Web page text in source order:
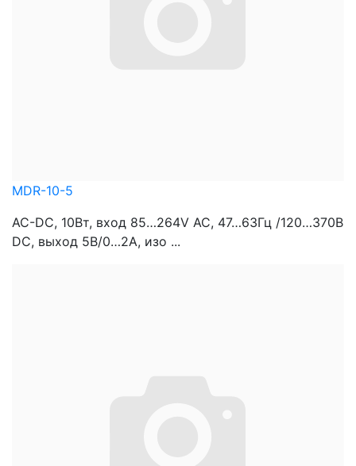
MDR-10-5
AC-DC, 10Вт, вход 85…264V AC, 47…63Гц /120…370В
DC, выход 5В/0…2A, изо ...